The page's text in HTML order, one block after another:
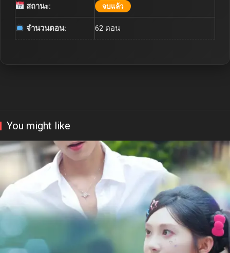
สถานะ: จบแล้ว
จำนวนตอน: 62 ตอน
You might like